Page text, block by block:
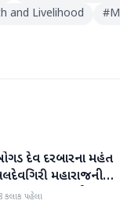
and Livelihood #
બનાસકાંઠા
દેવ દરબારના મહંત
મહારાજની
બાદ જામીન પર
કલાક પહેલા